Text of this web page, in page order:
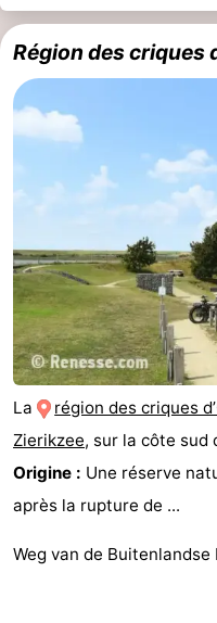
Région des criques
La région des criques
Zierikzee, sur la côte sud
Origine : Une réserve
après la rupture de ...
Weg van de